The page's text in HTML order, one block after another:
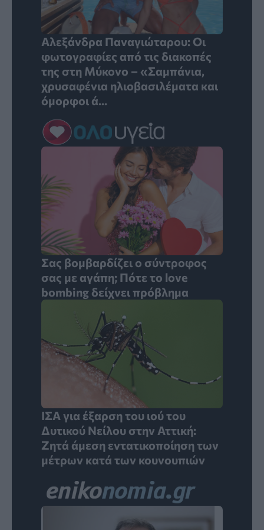
Αλεξάνδρα Παναγιώταρου: Οι
φωτογραφίες από τις διακοπές
της στη Μύκονο – «Σαμπάνια,
χρυσαφένια ηλιοβασιλέματα και
όμορφοι ά...
Σας βομβαρδίζει ο σύντροφος
σας με αγάπη; Πότε το love
bombing δείχνει πρόβλημα
ΙΣΑ για έξαρση του ιού του
Δυτικού Νείλου στην Αττική:
Ζητά άμεση εντατικοποίηση των
μέτρων κατά των κουνουπιών